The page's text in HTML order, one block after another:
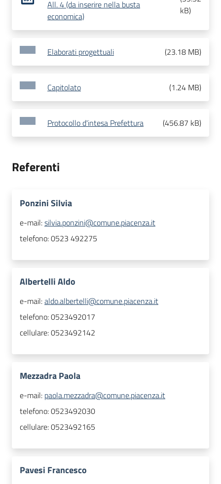
All. 4 (da inserire nella busta
economica)
kB)
Elaborati progettuali (23.18 MB)
Capitolato (1.24 MB)
Protocollo d'intesa Prefettura (456.87 kB)
Referenti
Ponzini Silvia
e-mail:silvia.ponzini@comune.piacenza.it
telefono:0523 492275
Albertelli Aldo
e-mail:aldo.albertelli@comune.piacenza.it
telefono:0523492017
cellulare:0523492142
Mezzadra Paola
e-mail: paola.mezzadra@comune.piacenza.it
telefono:0523492030
cellulare:0523492165
Pavesi Francesco